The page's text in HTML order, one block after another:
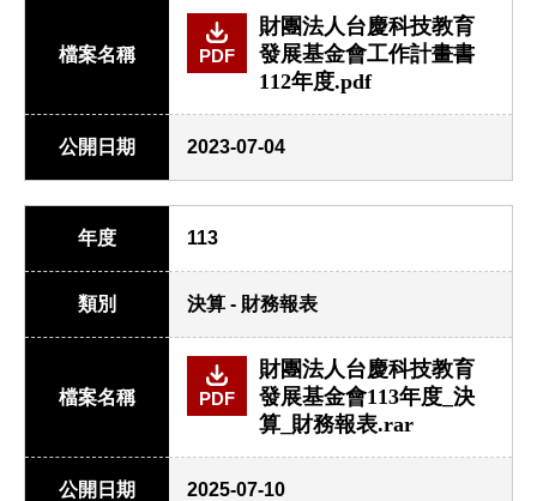
檔案名稱 PDF
財團法人台慶科技教育
發展基金會工作計畫書
112年度.pdf
公開日期 2023-07-04
年度 113
類別 決算 - 財務報表
檔案名稱 PDF
財團法人台慶科技教育
發展基金會113年度_決
算_財務報表.rar
公開日期 2025-07-10